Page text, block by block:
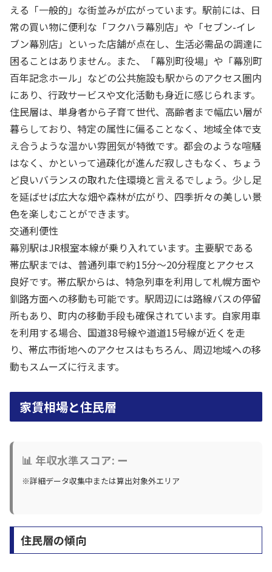
える「一般的」な街並みが広がっています。駅前には、日
常の買い物に便利な「フクハラ幕別店」や「セブン-イレ
ブン幕別店」といった店舗が点在し、生活必需品の調達に
困ることはありません。また、「幕別町役場」や「幕別町
百年記念ホール」などの公共施設も駅からのアクセス圏内
にあり、行政サービスや文化活動も身近に感じられます。
住民層は、単身者から子育て世代、高齢者まで幅広い層が
暮らしており、特定の属性に偏ることなく、地域全体で支
え合うような温かい雰囲気が特徴です。都会のような喧騒
はなく、かといって過疎化が進んだ寂しさもなく、ちょう
ど良いバランスの取れた住環境と言えるでしょう。少し足
を延ばせば広大な畑や森林が広がり、四季折々の美しい景
色を楽しむことができます。
交通利便性
幕別駅はJR根室本線が乗り入れています。主要駅である
帯広駅までは、普通列車で約15分〜20分程度とアクセス
良好です。帯広駅からは、特急列車を利用して札幌方面や
釧路方面への移動も可能です。駅周辺には路線バスの停留
所もあり、町内の移動手段も確保されています。自家用車
を利用する場合、国道38号線や道道15号線が近くを走
り、帯広市街地へのアクセスはもちろん、周辺地域への移
動もスムーズに行えます。
家賃相場と住民層
📊 年収水準スコア: ー
※詳細データ収集中または算出対象外エリア
住民層の傾向